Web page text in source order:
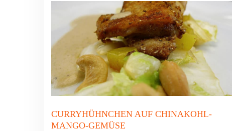
CURRYHÜHNCHEN AUF CHINAKOHL-
MANGO-GEMÜSE